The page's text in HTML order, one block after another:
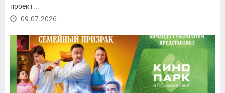
проект...
09.07.2026